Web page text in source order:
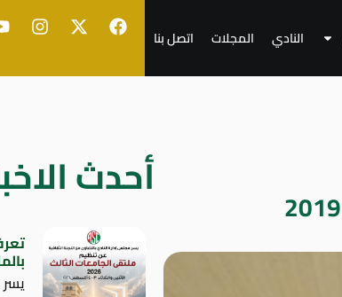
النادي المجلات اتصل بنا
أحدث
يسر